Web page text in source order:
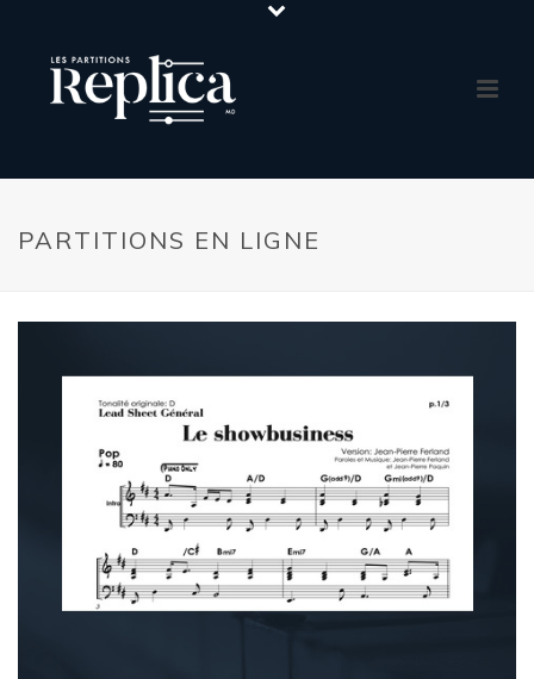
PARTITIONS EN LIGNE